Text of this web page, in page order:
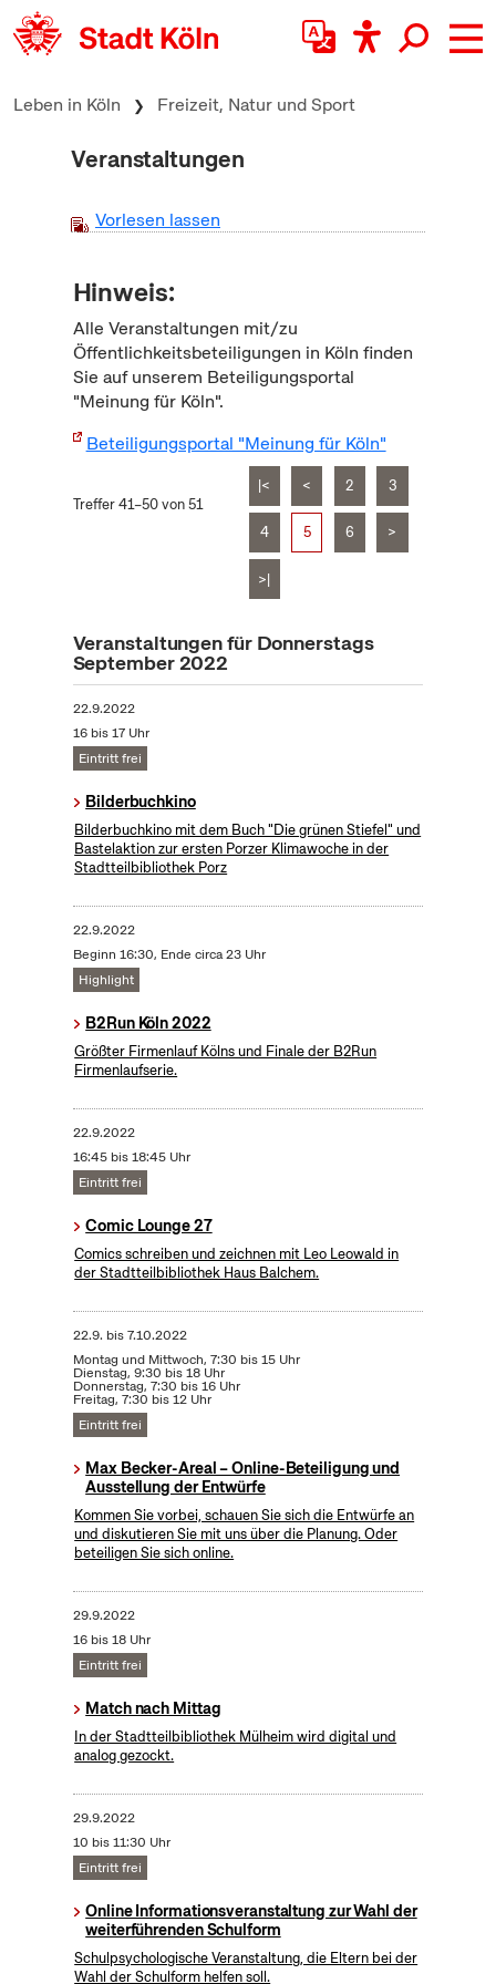
zum Inhalt springen
Leben in Köln Freizeit, Natur und Sport
Veranstaltungen
Vorlesen lassen
Hinweis:
Alle Veranstaltungen mit/zu
Öffentlichkeitsbeteiligungen in Köln finden
Sie auf unserem Beteiligungsportal
"Meinung für Köln".
Beteiligungsportal "Meinung für Köln"
Treffer 41–50 von 51
|< < 2 3
4 5 6 >
>|
Veranstaltungen für Donnerstags
September 2022
22.9.2022
16 bis 17 Uhr
Eintritt frei
Bilderbuchkino
​Bilderbuchkino mit dem Buch "Die grünen Stiefel" und
Bastelaktion zur ersten Porzer Klimawoche in der
Stadtteilbibliothek Porz
22.9.2022
Beginn 16:30, Ende circa 23 Uhr
Highlight
B2Run Köln 2022
Größter Firmenlauf Kölns und Finale der B2Run
Firmenlaufserie.
22.9.2022
16:45 bis 18:45 Uhr
Eintritt frei
Comic Lounge 27
Comics schreiben und zeichnen mit Leo Leowald in
der Stadtteilbibliothek Haus Balchem.
22.9. bis7.10.2022
Montag und Mittwoch, 7:30 bis 15 Uhr
Dienstag, 9:30 bis 18 Uhr
Donnerstag, 7:30 bis 16 Uhr
Freitag, 7:30 bis 12 Uhr
Eintritt frei
Max Becker-Areal – Online-Beteiligung und
Ausstellung der Entwürfe
Kommen Sie vorbei, schauen Sie sich die Entwürfe an
und diskutieren Sie mit uns über die Planung. Oder
beteiligen Sie sich online.
29.9.2022
16 bis 18 Uhr
Eintritt frei
Match nach Mittag
In der Stadtteilbibliothek Mülheim wird digital und
analog gezockt.
29.9.2022
10 bis 11:30 Uhr
Eintritt frei
Online Informationsveranstaltung zur Wahl der
weiterführenden Schulform
Schulpsychologische Veranstaltung, die Eltern bei der
Wahl der Schulform helfen soll.